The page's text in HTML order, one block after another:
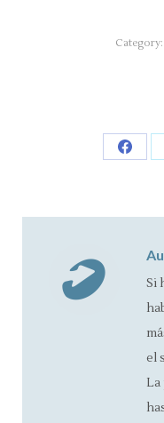
Category:
Share
Si
el